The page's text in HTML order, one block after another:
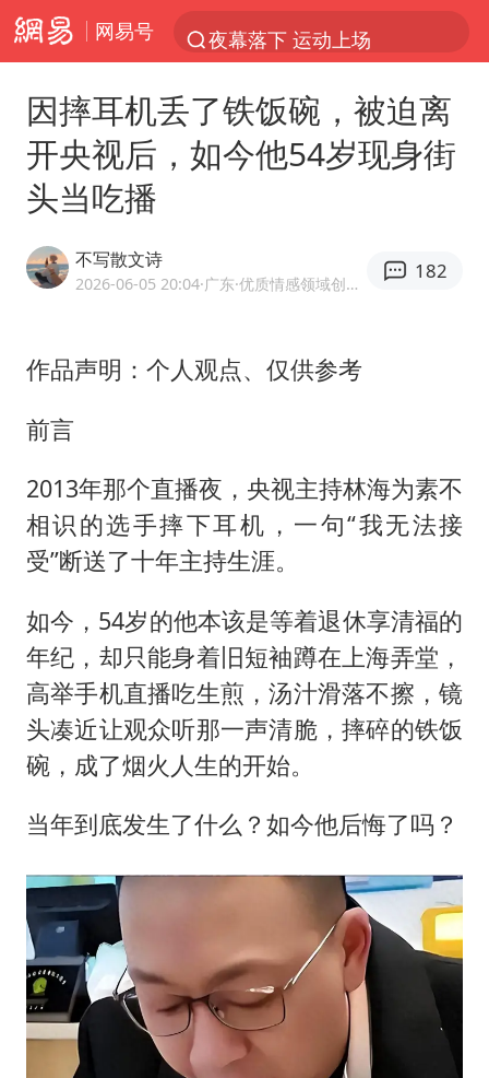
网易号
夜幕落下 运动上场
台风白海豚环流面积近似13个浙江
Meta被判支付5.67亿美元
OpenAI为免费用户升级GPT-5.6 Luna
船舶避风项目停工 多地全力防台风
粉笔发布“自曝式”公开信
哈尔滨暴雨饭店门挡积水
服务实体经济 财政金融打出组合拳
男子结婚8年发现3个女儿均非亲生
奋进开新局 实干挑大梁
因摔耳机丢了铁饭碗，被迫离
开央视后，如今他54岁现身街
头当吃播
不写散文诗
2026-06-05 20:04·广东 ·优质情感领域创作者
182
作品声明：个人观点、仅供参考
前言
2013年那个直播夜，央视主持林海为素不
相识的选手摔下耳机，一句“我无法接
受”断送了十年主持生涯。
如今，54岁的他本该是等着退休享清福的
年纪，却只能身着旧短袖蹲在上海弄堂，
高举手机直播吃生煎，汤汁滑落不擦，镜
头凑近让观众听那一声清脆，摔碎的铁饭
碗，成了烟火人生的开始。
当年到底发生了什么？如今他后悔了吗？